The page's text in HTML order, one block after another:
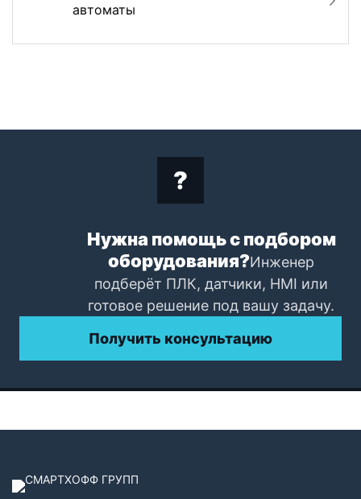
автоматы
Нужна помощь с подбором
оборудования?Инженер
подберёт ПЛК, датчики, HMI или
готовое решение под вашу задачу.
Получить консультацию